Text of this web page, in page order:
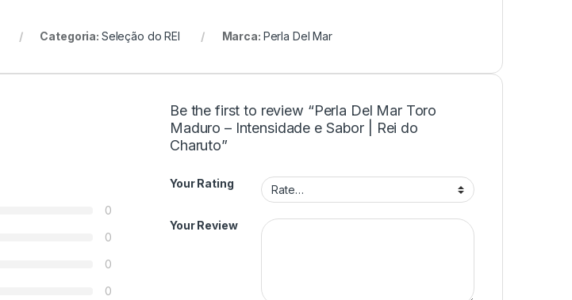
Categoria: Seleção do REI Marca: Perla Del Mar
0
0
0
0
Be the first to review “Perla Del Mar Toro
Maduro – Intensidade e Sabor | Rei do
Charuto”
Your Rating
Your Review